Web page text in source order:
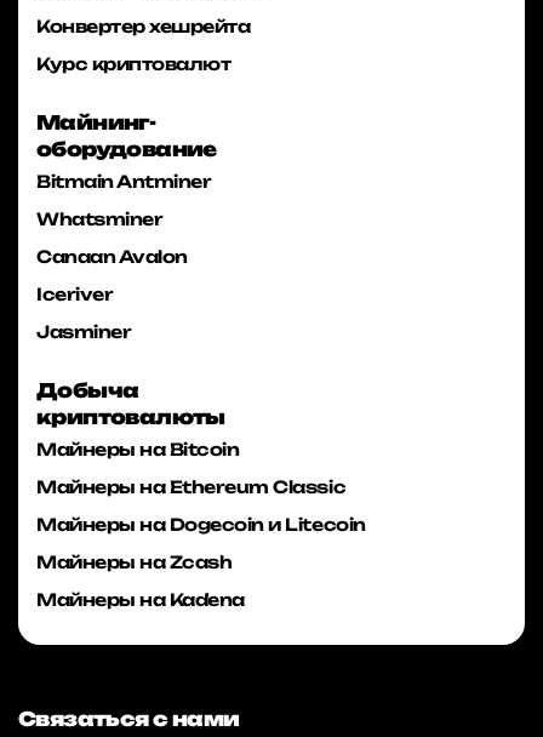
Конвертер хешрейта
Курс криптовалют
Майнинг-
оборудование
Bitmain Antminer
Whatsminer
Canaan Avalon
Iceriver
Jasminer
Добыча
криптовалюты
Майнеры на Bitcoin
Майнеры на Ethereum Classic
Майнеры на Dogecoin и Litecoin
Майнеры на Zcash
Майнеры на Kadena
Связаться с нами